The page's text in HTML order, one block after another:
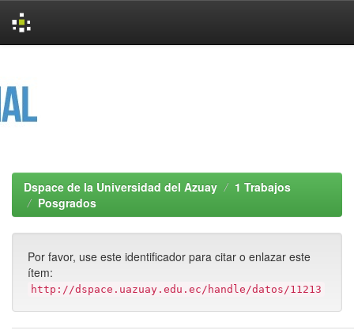
Dspace de la Universidad del Azuay
1 Trabajos
Posgrados
Por favor, use este identificador para citar o enlazar este
ítem:
http://dspace.uazuay.edu.ec/handle/datos/11213